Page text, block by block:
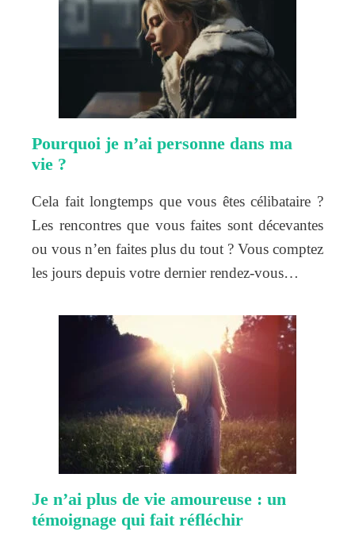
Pourquoi je n’ai personne dans ma
vie ?
Cela fait longtemps que vous êtes célibataire ?
Les rencontres que vous faites sont décevantes
ou vous n’en faites plus du tout ? Vous comptez
les jours depuis votre dernier rendez-vous…
Je n’ai plus de vie amoureuse : un
témoignage qui fait réfléchir